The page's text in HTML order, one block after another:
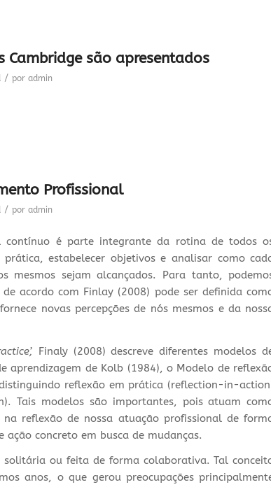
Cambridge são apresentados
/ por admin
Profissional
/ por admin
contínuo é parte integrante da rotina de todos
estabelecer objetivos e analisar como
mesmos sejam alcançados. Para tanto,
acordo com Finlay (2008) pode ser definida
novas percepções de nós mesmos e da
Finaly (2008) descreve diferentes modelos
aprendizagem de Kolb (1984), o Modelo de
reflexão em prática (reflection-in-
Tais modelos são importantes, pois atuam
reflexão de nossa atuação profissional de
concreto em busca de mudanças.
solitária ou feita de forma colaborativa. Tal
anos, o que gerou preocupações